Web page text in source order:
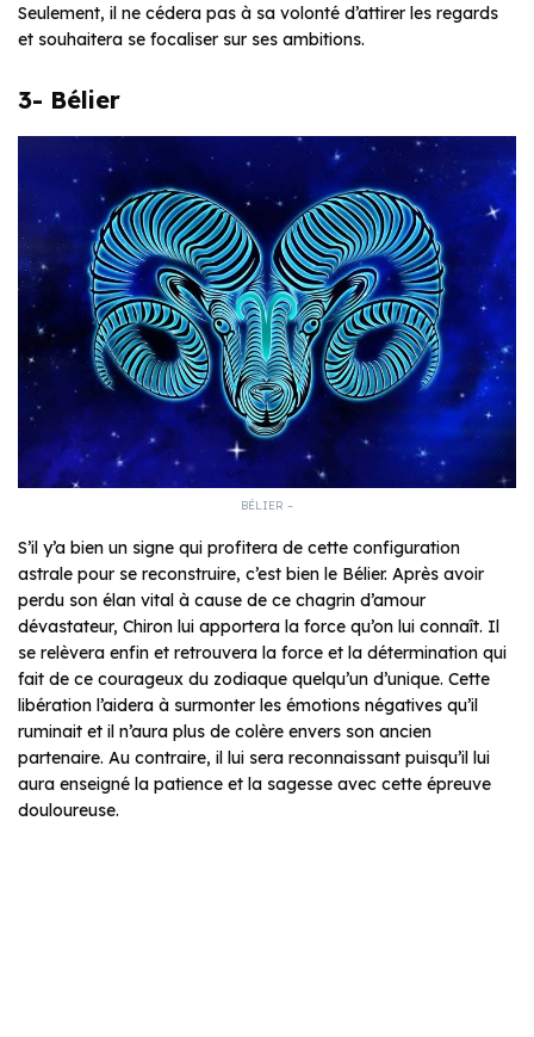
Seulement, il ne cédera pas à sa volonté d’attirer les regards
et souhaitera se focaliser sur ses ambitions.
3- Bélier
BÉLIER –
S’il y’a bien un signe qui profitera de cette configuration
astrale pour se reconstruire, c’est bien le Bélier. Après avoir
perdu son élan vital à cause de ce chagrin d’amour
dévastateur, Chiron lui apportera la force qu’on lui connaît. Il
se relèvera enfin et retrouvera la force et la détermination qui
fait de ce courageux du zodiaque quelqu’un d’unique. Cette
libération l’aidera à surmonter les émotions négatives qu’il
ruminait et il n’aura plus de colère envers son ancien
partenaire. Au contraire, il lui sera reconnaissant puisqu’il lui
aura enseigné la patience et la sagesse avec cette épreuve
douloureuse.